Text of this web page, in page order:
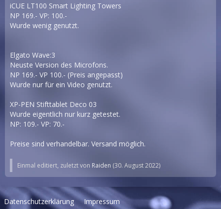
iCUE LT100 Smart Lighting Towers
NP 169.- VP: 100.-
Wurde wenig genutzt.
Elgato Wave:3
Neuste Version des Microfons.
NP 169.- VP 100.- (Preis angepasst)
Wurde nur für ein Video genutzt.
XP-PEN Stifttablet Deco 03
Wurde eigentlich nur kurz getestet.
NP: 109.- VP: 70.-
Preise sind verhandelbar. Versand möglich.
Einmal editiert, zuletzt von Raiden (30. August 2022)
Datenschutzerklärung Impressum